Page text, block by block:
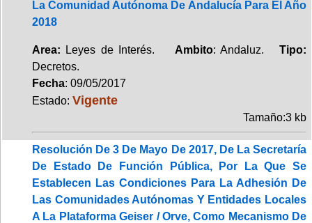
La Comunidad Autónoma De Andalucía Para El Año
2018
Area: Leyes de Interés. Ambito: Andaluz.Tipo:
Decretos.
Fecha: 09/05/2017
Estado: Vigente
Tamaño:3 kb
Resolución De 3 De Mayo De 2017, De La Secretaría
De Estado De Función Pública, Por La Que Se
Establecen Las Condiciones Para La Adhesión De
Las Comunidades Autónomas Y Entidades Locales
A La Plataforma Geiser / Orve, Como Mecanismo De